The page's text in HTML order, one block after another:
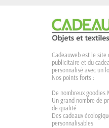
Cadeauweb est le site
publicitaire et du
personnalisé avec un
Nos points forts :
De nombreux goodies
Un grand nombre de
de qualité
Des cadeaux
personnalisables